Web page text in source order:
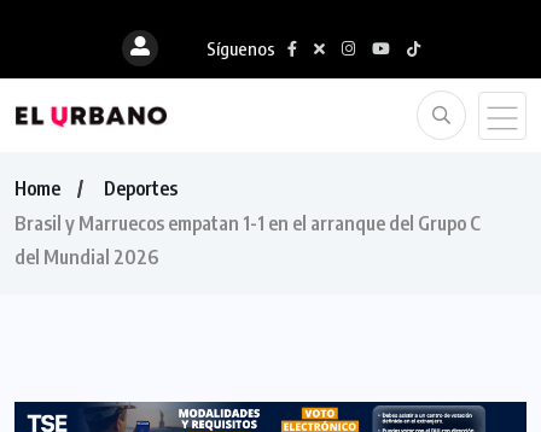
Síguenos
Home
Deportes
Brasil y Marruecos empatan 1-1 en el arranque del Grupo C
del Mundial 2026